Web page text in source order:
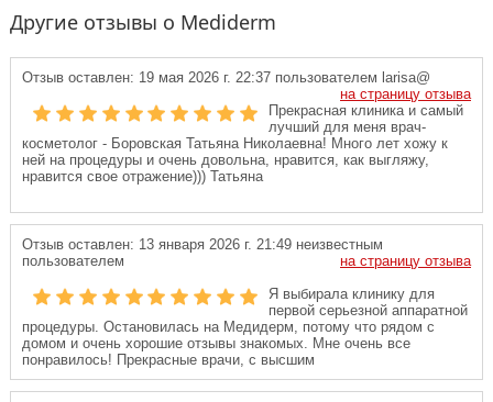
Другие отзывы о Mediderm
Отзыв оставлен: 19 мая 2026 г. 22:37 пользователем larisa@
на страницу отзыва
Прекрасная клиника и самый
лучший для меня врач-
косметолог - Боровская Татьяна Николаевна! Много лет хожу к
ней на процедуры и очень довольна, нравится, как выгляжу,
нравится свое отражение))) Татьяна
Отзыв оставлен: 13 января 2026 г. 21:49 неизвестным
пользователем
на страницу отзыва
Я выбирала клинику для
первой серьезной аппаратной
процедуры. Остановилась на Медидерм, потому что рядом с
домом и очень хорошие отзывы знакомых. Мне очень все
понравилось! Прекрасные врачи, с высшим